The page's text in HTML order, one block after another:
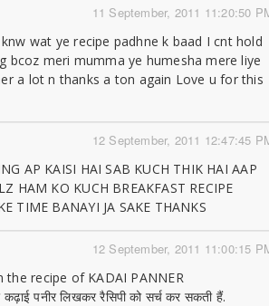
11 September, 2011 11:20:50
wat ye recipe padhne k baad I cnt hold
bcoz meri mumma ye humesha mere liye
a lot n thanks a ton again Love u for this
12 September, 2011 12:47:45
AP KAISI HAI SAB KUCH THIK HAI AAP
HAM KO KUCH BREAKFAST RECIPE
TIME BANAYI JA SAKE THANKS
12 September, 2011 11:00:15
recipe of KADAI PANNER
पनीर लिखकर रैसिपी को सर्च कर सकती हैं.